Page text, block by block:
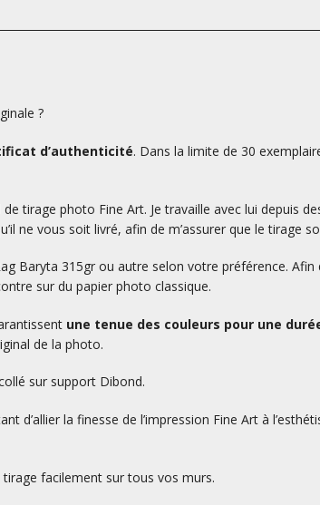
?
d’authenticité. Dans la limite de 30
tirage photo Fine Art. Je travaille avec lui depuis
ne vous soit livré, afin de m’assurer que le tirage
Baryta 315gr ou autre selon votre préférence. Afin
sur du papier photo classique.
une tenue des couleurs pour une
de la photo.
sur support Dibond.
la finesse de l’impression Fine Art à
tirage facilement sur tous vos murs.